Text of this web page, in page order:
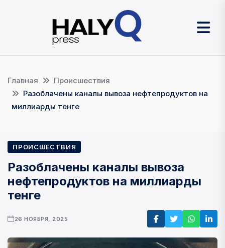
Главная
Происшествия
Разоблачены каналы вывоза нефтепродуктов на
миллиарды тенге
ПРОИСШЕСТВИЯ
Разоблачены каналы вывоза
нефтепродуктов на миллиарды
тенге
26 НОЯБРЯ, 2025